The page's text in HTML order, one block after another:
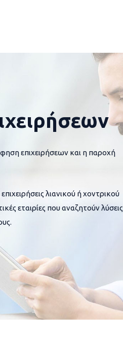
επιχειρήσεων και η παροχή
λιανικού ή χοντρικού
εταιρίες που αναζητούν λύσεις